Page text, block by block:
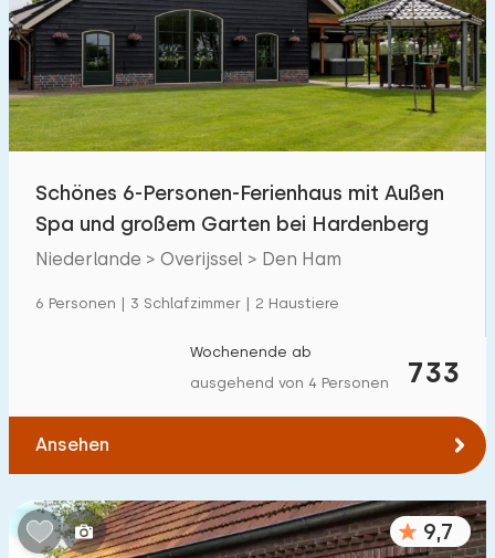
Kinderanimation 25
Kindereinrichtungen im Park 35
Zugänglichkeit
Eingeschränkte Mobilität
Schönes 6-Personen-Ferienhaus mit Außen
Spa und großem Garten bei Hardenberg
Niederlande > Overijssel > Den Ham
6 Personen | 3 Schlafzimmer | 2 Haustiere
733
Wochenende ab
ausgehend von 4 Personen
Ansehen
9,7